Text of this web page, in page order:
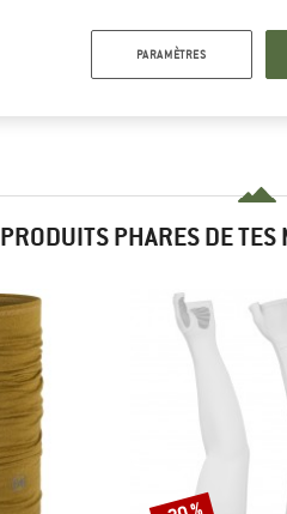
PRODUITS PHARES DE
Remise
PARAMÈTRES